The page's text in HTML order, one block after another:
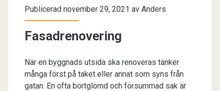
Publicerad november 29, 2021 av Anders
Fasadrenovering
När en byggnads utsida ska renoveras tänker
många först på taket eller annat som syns från
gatan. En ofta bortglömd och försummad sak är